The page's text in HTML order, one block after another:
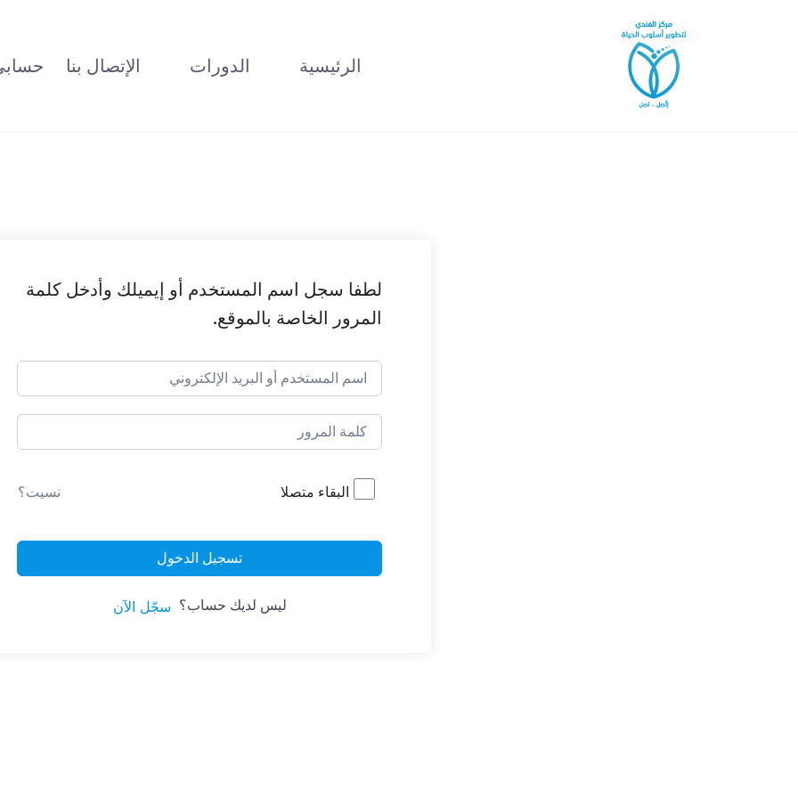
الرئيسية الدورات الإتصال بنا
لطفا سجل اسم المستخدم أو إيميلك وأدخل كلمة
المرور الخاصة بالموقع.
البقاء متصلا نسيت؟
تسجيل الدخول
ليس لديك حساب؟ سجّل الآن